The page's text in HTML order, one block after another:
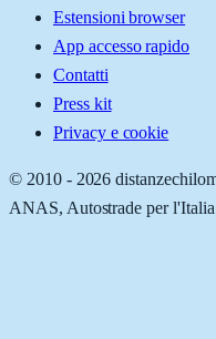
Estensioni browser
App accesso rapido
Contatti
Press kit
Privacy e cookie
© 2010 - 2026
ANAS, Autostrade per